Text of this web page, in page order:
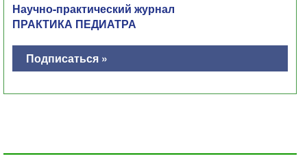
Научно-практический журнал
ПРАКТИКА ПЕДИАТРА
Подписаться »